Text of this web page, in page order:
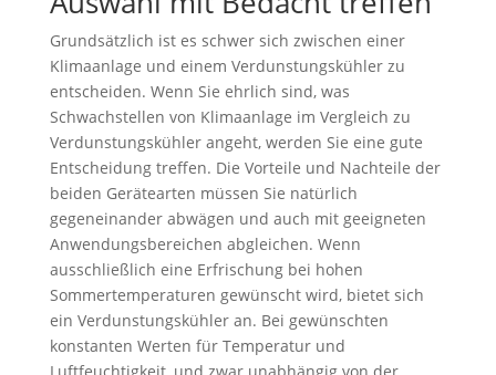
Grundsätzlich ist es schwer sich zwischen einer
Klimaanlage und einem Verdunstungskühler zu
entscheiden. Wenn Sie ehrlich sind, was
Schwachstellen von Klimaanlage im Vergleich zu
Verdunstungskühler angeht, werden Sie eine gute
Entscheidung treffen. Die Vorteile und Nachteile der
beiden Gerätearten müssen Sie natürlich
gegeneinander abwägen und auch mit geeigneten
Anwendungsbereichen abgleichen. Wenn
ausschließlich eine Erfrischung bei hohen
Sommertemperaturen gewünscht wird, bietet sich
ein Verdunstungskühler an. Bei gewünschten
konstanten Werten für Temperatur und